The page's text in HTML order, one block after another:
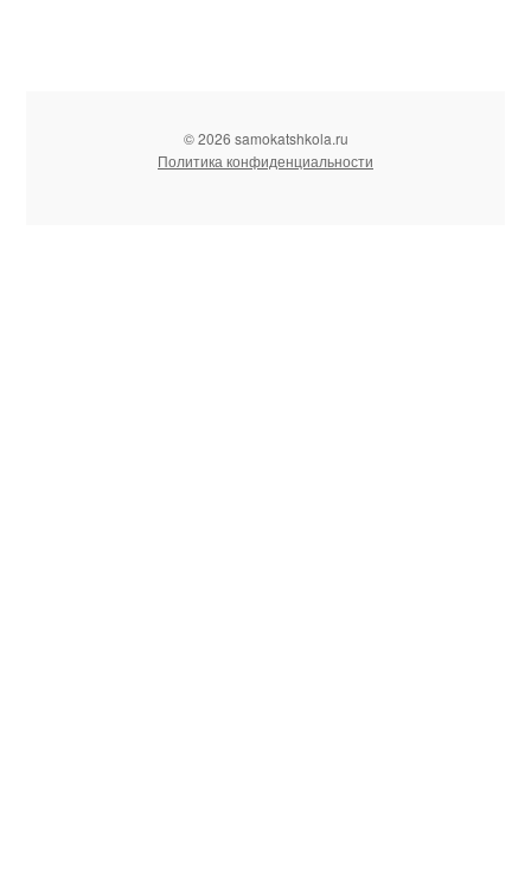
© 2026 samokatshkola.ru
Политика конфиденциальности